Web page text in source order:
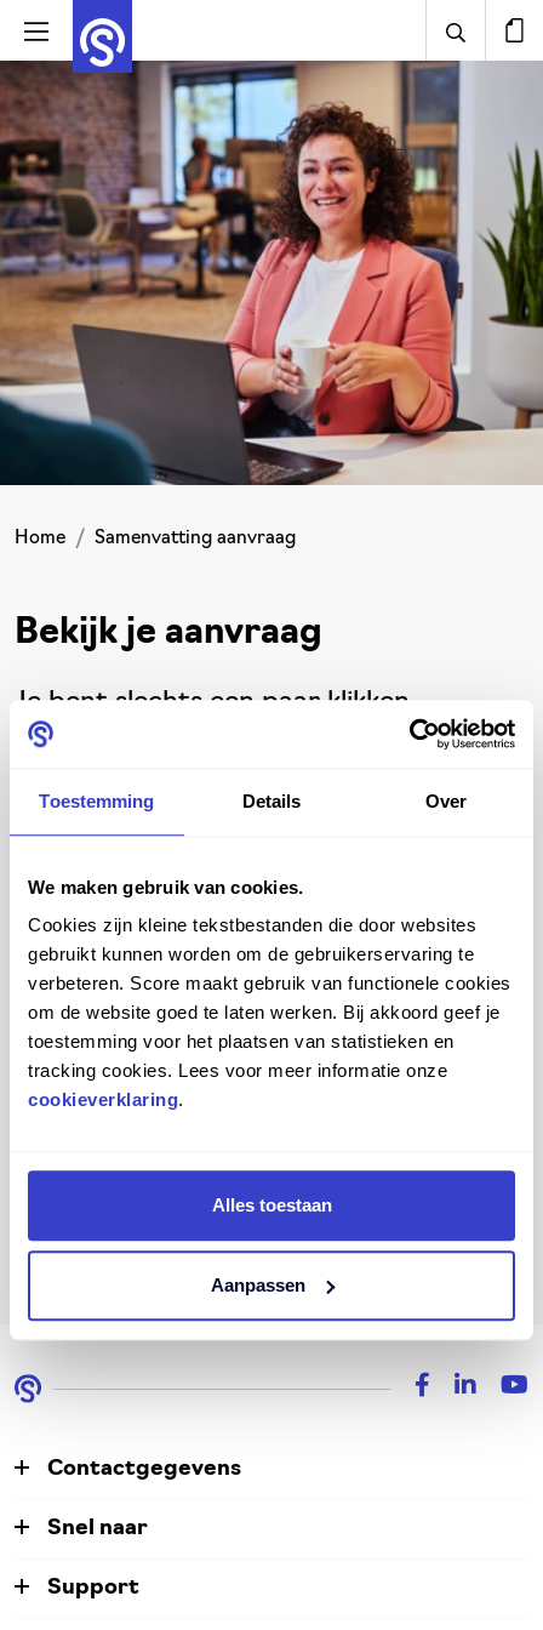
Toestemming Details Over
We maken gebruik van cookies.
Cookies zijn kleine tekstbestanden die door websites
gebruikt kunnen worden om de gebruikerservaring te
verbeteren. Score maakt gebruik van functionele cookies
om de website goed te laten werken. Bij akkoord geef je
toestemming voor het plaatsen van statistieken en
tracking cookies. Lees voor meer informatie onze
cookieverklaring.
Alles toestaan
Aanpassen
Home Samenvatting aanvraag
Bekijk je aanvraag
Je bent slechts een paar klikken
verwijderd van het afronden van je
nog even goed te bekijken en te
zitoplossingen en accessoires zijn
toegevoegd.
Heb je nog vragen of heb je hulp nodig
bij het plaatsen van jouw aanvraag? Wij
staan voor je klaar om je te helpen.
om de aanvraag te voltooien.
Contactgegevens
Snel naar
Support